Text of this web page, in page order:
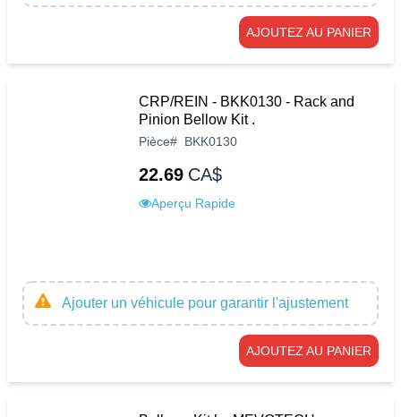
AJOUTEZ AU PANIER
CRP/REIN - BKK0130 - Rack and
Pinion Bellow Kit .
Pièce# BKK0130
22.69 CA$
Aperçu Rapide
Ajouter un véhicule pour garantir l'ajustement
AJOUTEZ AU PANIER